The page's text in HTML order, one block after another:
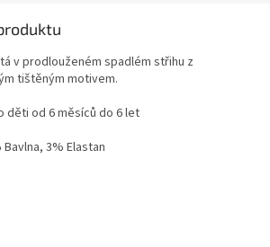
v prodlouženém spadlém střihu z
tištěným motivem.
děti od 6 měsíců do 6 let
3% Elastan